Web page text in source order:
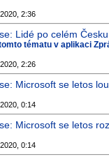
2:36
Lidé po celém
tématu v aplikaci
2:26
Microsoft se letos
0:14
Microsoft se letos
0:14